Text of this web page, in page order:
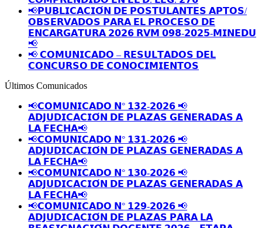
📢𝗣𝗨𝗕𝗟𝗜𝗖𝗔𝗖𝗜𝗢́𝗡 𝗗𝗘 𝗣𝗢𝗦𝗧𝗨𝗟𝗔𝗡𝗧𝗘𝗦 𝗔𝗣𝗧𝗢𝗦/
𝗢𝗕𝗦𝗘𝗥𝗩𝗔𝗗𝗢𝗦 𝗣𝗔𝗥𝗔 𝗘𝗟 𝗣𝗥𝗢𝗖𝗘𝗦𝗢 𝗗𝗘
𝗘𝗡𝗖𝗔𝗥𝗚𝗔𝗧𝗨𝗥𝗔 𝟮𝟬𝟮𝟲 𝗥𝗩𝗠 𝟬𝟵𝟴-𝟮𝟬𝟮𝟱-𝗠𝗜𝗡𝗘𝗗𝗨
📢
📢 𝗖𝗢𝗠𝗨𝗡𝗜𝗖𝗔𝗗𝗢 – 𝗥𝗘𝗦𝗨𝗟𝗧𝗔𝗗𝗢𝗦 𝗗𝗘𝗟
𝗖𝗢𝗡𝗖𝗨𝗥𝗦𝗢 𝗗𝗘 𝗖𝗢𝗡𝗢𝗖𝗜𝗠𝗜𝗘𝗡𝗧𝗢𝗦
Últimos Comunicados
📢𝗖𝗢𝗠𝗨𝗡𝗜𝗖𝗔𝗗𝗢 𝗡° 𝟭𝟯𝟮-𝟮𝟬𝟮𝟲 📢
𝗔𝗗𝗝𝗨𝗗𝗜𝗖𝗔𝗖𝗜𝗢́𝗡 𝗗𝗘 𝗣𝗟𝗔𝗭𝗔𝗦 𝗚𝗘𝗡𝗘𝗥𝗔𝗗𝗔𝗦 𝗔
𝗟𝗔 𝗙𝗘𝗖𝗛𝗔📢
📢𝗖𝗢𝗠𝗨𝗡𝗜𝗖𝗔𝗗𝗢 𝗡° 𝟭𝟯𝟭-𝟮𝟬𝟮𝟲 📢
𝗔𝗗𝗝𝗨𝗗𝗜𝗖𝗔𝗖𝗜𝗢́𝗡 𝗗𝗘 𝗣𝗟𝗔𝗭𝗔𝗦 𝗚𝗘𝗡𝗘𝗥𝗔𝗗𝗔𝗦 𝗔
𝗟𝗔 𝗙𝗘𝗖𝗛𝗔📢
📢𝗖𝗢𝗠𝗨𝗡𝗜𝗖𝗔𝗗𝗢 𝗡° 𝟭𝟯𝟬-𝟮𝟬𝟮𝟲 📢
𝗔𝗗𝗝𝗨𝗗𝗜𝗖𝗔𝗖𝗜𝗢́𝗡 𝗗𝗘 𝗣𝗟𝗔𝗭𝗔𝗦 𝗚𝗘𝗡𝗘𝗥𝗔𝗗𝗔𝗦 𝗔
𝗟𝗔 𝗙𝗘𝗖𝗛𝗔📢
📢𝗖𝗢𝗠𝗨𝗡𝗜𝗖𝗔𝗗𝗢 𝗡° 𝟭𝟮𝟵-𝟮𝟬𝟮𝟲 📢
𝗔𝗗𝗝𝗨𝗗𝗜𝗖𝗔𝗖𝗜𝗢́𝗡 𝗗𝗘 𝗣𝗟𝗔𝗭𝗔𝗦 𝗣𝗔𝗥𝗔 𝗟𝗔